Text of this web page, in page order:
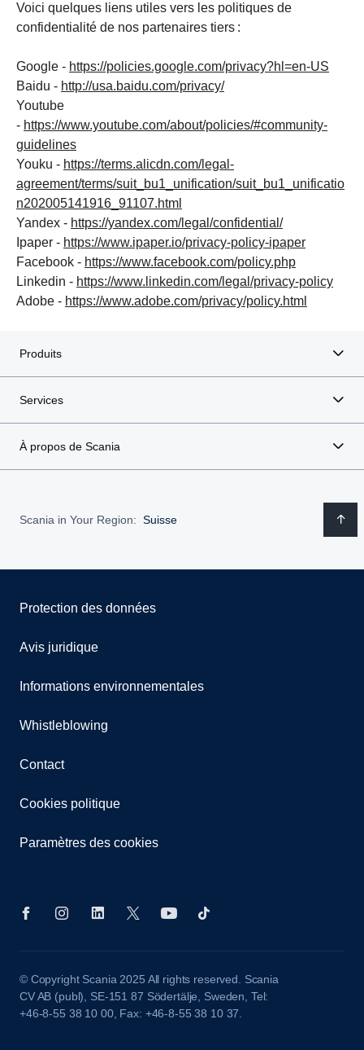
Voici quelques liens utiles vers les politiques de
confidentialité de nos partenaires tiers :
Google - https://policies.google.com/privacy?hl=en-US
Baidu - http://usa.baidu.com/privacy/
Youtube
- https://www.youtube.com/about/policies/#community-
guidelines
Youku - https://terms.alicdn.com/legal-
agreement/terms/suit_bu1_unification/suit_bu1_unificatio
n202005141916_91107.html
Yandex - https://yandex.com/legal/confidential/
Ipaper - https://www.ipaper.io/privacy-policy-ipaper
Facebook - https://www.facebook.com/policy.php
Linkedin - https://www.linkedin.com/legal/privacy-policy
Adobe - https://www.adobe.com/privacy/policy.html
Produits
Services
À propos de Scania
Scania in Your Region: Suisse
Protection des données
Avis juridique
Informations environnementales
Whistleblowing
Contact
Cookies politique
Paramètres des cookies
© Copyright Scania 2025 All rights reserved. Scania
CV AB (publ), SE-151 87 Södertälje, Sweden, Tel:
+46-8-55 38 10 00, Fax: +46-8-55 38 10 37.